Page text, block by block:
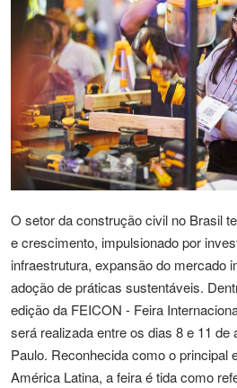
O setor da construção civil no Brasil
e crescimento, impulsionado por
infraestrutura, expansão do mercado
adoção de práticas sustentáveis.
edição da FEICON - Feira
será realizada entre os dias 8 e 11
Paulo. Reconhecida como o principal
América Latina, a feira é tida como